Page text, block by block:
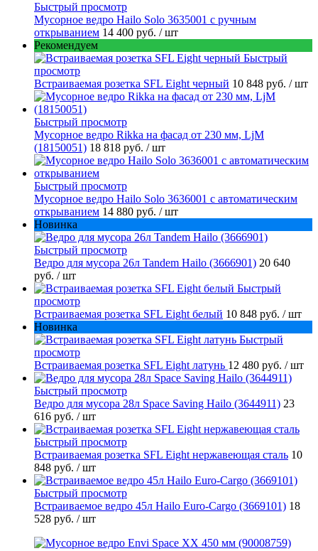
Быстрый просмотр
Мусорное ведро Hailo Solo 3635001 c ручным
открыванием 14 400 руб. / шт
Рекомендуем
Быстрый
просмотр
Встраиваемая розетка SFL Eight черный 10 848 руб. / шт
Быстрый просмотр
Мусорное ведро Rikka на фасад от 230 мм, LjM
(18150051) 18 818 руб. / шт
Быстрый просмотр
Мусорное ведро Hailo Solo 3636001 с автоматическим
открыванием 14 880 руб. / шт
Новинка
Быстрый просмотр
Ведро для мусора 26л Tandem Hailo (3666901) 20 640
руб. / шт
Быстрый
просмотр
Встраиваемая розетка SFL Eight белый 10 848 руб. / шт
Новинка
Быстрый
просмотр
Встраиваемая розетка SFL Eight латунь 12 480 руб. / шт
Быстрый просмотр
Ведро для мусора 28л Space Saving Hailo (3644911) 23
616 руб. / шт
Быстрый просмотр
Встраиваемая розетка SFL Eight нержавеющая сталь 10
848 руб. / шт
Быстрый просмотр
Встраиваемое ведро 45л Hailo Euro-Cargo (3669101) 18
528 руб. / шт